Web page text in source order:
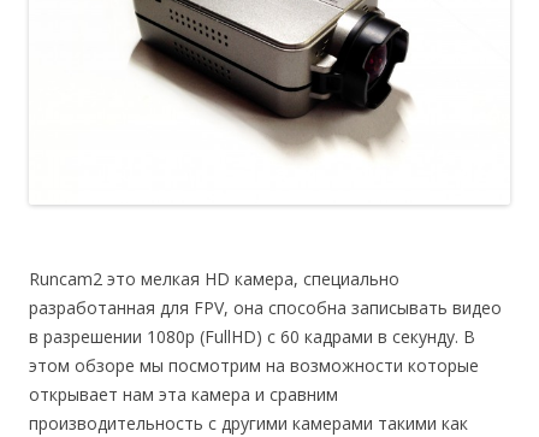
Runcam2 это мелкая HD камера, специально
разработанная для FPV, она способна записывать видео
в разрешении 1080p (FullHD) с 60 кадрами в секунду. В
этом обзоре мы посмотрим на возможности которые
открывает нам эта камера и сравним
производительность с другими камерами такими как